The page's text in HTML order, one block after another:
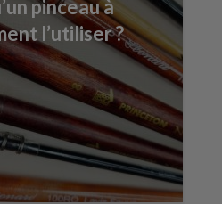
pinceau à
l’utiliser ?